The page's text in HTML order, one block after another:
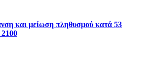
και μείωση πληθυσμού κατά 53